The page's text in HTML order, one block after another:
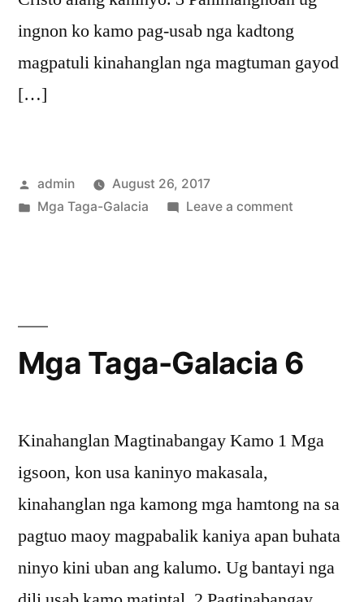
ingnon ko kamo pag-usab nga kadtong
magpatuli kinahanglan nga magtuman gayod
[…]
Posted
by
admin
August 26, 2017
Posted
Mga Taga-Galacia Leave a commenton
Mga Taga-Galacia 6
Kinahanglan Magtinabangay Kamo 1 Mga
igsoon, kon usa kaninyo makasala,
kinahanglan nga kamong mga hamtong na sa
pagtuo maoy magpabalik kaniya apan buhata
ninyo kini uban ang kalumo. Ug bantayi nga